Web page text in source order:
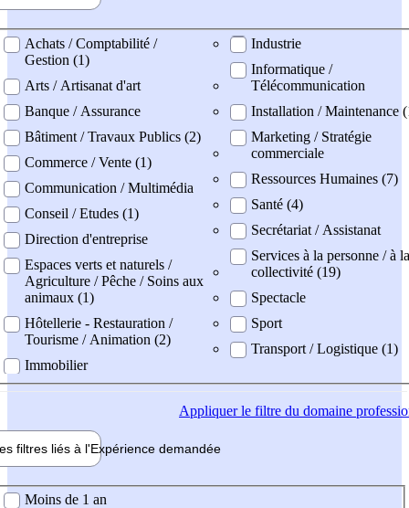
professionel
Achats / Comptabilité /
Gestion (1)
Arts / Artisanat d'art
Banque / Assurance
Bâtiment / Travaux Publics (2)
Commerce / Vente (1)
Communication / Multimédia
Conseil / Etudes (1)
Direction d'entreprise
Espaces verts et naturels /
Agriculture / Pêche / Soins aux
animaux (1)
Hôtellerie - Restauration /
Tourisme / Animation (2)
Immobilier
Industrie
Informatique /
Télécommunication
Installation / Maintenance
Marketing / Stratégie
commerciale
Ressources Humaines (7)
Santé (4)
Secrétariat / Assistanat
Services à la personne / à la
collectivité (19)
Spectacle
Sport
Transport / Logistique (1)
Appliquerle filtre du domaine
filtres liés à l'Expérience demandée
demandée
Moins de 1 an